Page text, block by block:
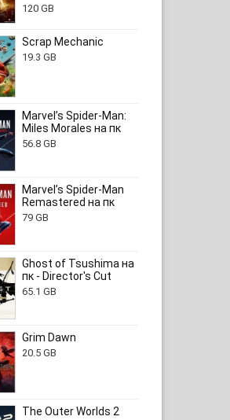
120 GB
Scrap Mechanic
19.3 GB
Marvel’s Spider-Man:
Miles Morales на пк
56.8 GB
Marvel’s Spider-Man
Remastered на пк
79 GB
Ghost of Tsushima на
пк - Director's Cut
65.1 GB
Grim Dawn
20.5 GB
The Outer Worlds 2